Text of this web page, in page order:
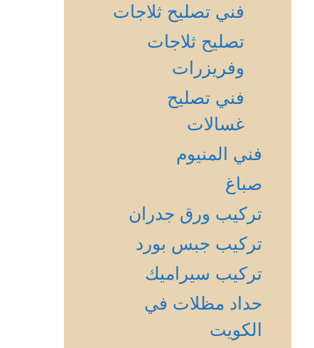
فني تصليح ثلاجات
تصليح ثلاجات
وفريزرات
فني تصليح
غسالات
فني المنيوم
صباغ
تركيب ورق جدران
تركيب جبس بورد
تركيب سيراميك
حداد مظلات في
الكويت